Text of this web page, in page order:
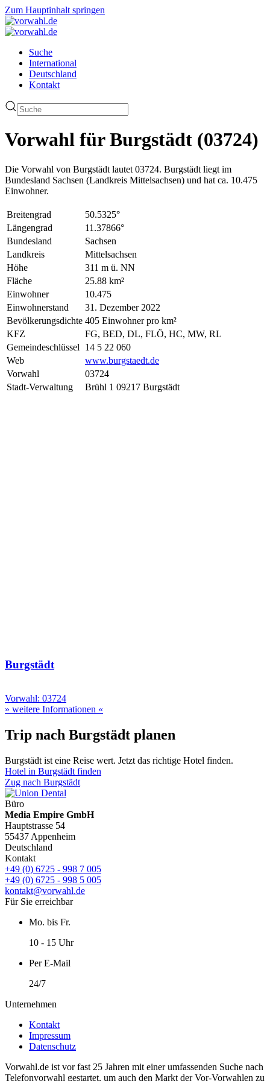
Zum Hauptinhalt springen
Suche
International
Deutschland
Kontakt
Vorwahl für Burgstädt (03724)
Die Vorwahl von Burgstädt lautet 03724. Burgstädt liegt im
Bundesland Sachsen (Landkreis Mittelsachsen) und hat ca. 10.475
Einwohner.
Breitengrad
50.5325°
Längengrad
11.37866°
Bundesland
Sachsen
Landkreis
Mittelsachsen
Höhe
311 m ü. NN
Fläche
25.88 km²
Einwohner
10.475
Einwohnerstand
31. Dezember 2022
Bevölkerungsdichte 405 Einwohner pro km²
KFZ
FG, BED, DL, FLÖ, HC, MW, RL
Gemeindeschlüssel
14 5 22 060
Web
www.burgstaedt.de
Vorwahl
03724
Stadt-Verwaltung
Brühl 1 09217 Burgstädt
Burgstädt
Vorwahl: 03724
» weitere Informationen «
Trip nach Burgstädt planen
Burgstädt ist eine Reise wert. Jetzt das richtige Hotel finden.
Hotel in Burgstädt finden
Zug nach Burgstädt
Büro
Media Empire GmbH
Hauptstrasse 54
55437 Appenheim
Deutschland
Kontakt
+49 (0) 6725 - 998 7 005
+49 (0) 6725 - 998 5 005
kontakt@vorwahl.de
Für Sie erreichbar
Mo. bis Fr.
10 - 15 Uhr
Per E-Mail
24/7
Unternehmen
Kontakt
Impressum
Datenschutz
Vorwahl.de ist vor fast 25 Jahren mit einer umfassenden Suche nach
Telefonvorwahl gestartet, um auch den Markt der Vor-Vorwahlen zu